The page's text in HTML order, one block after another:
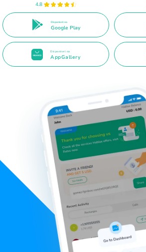
4.8
Disponível no
Google Play
Disponível na
AppGallery